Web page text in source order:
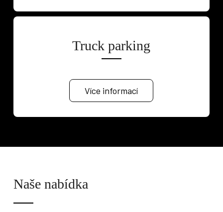
Truck parking
Více informací
Naše nabídka
Osobní vozy Užitkové vozy Nákladní vozy